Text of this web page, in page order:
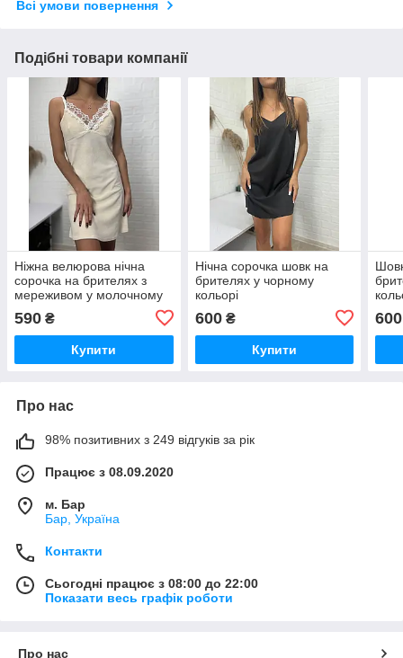
Всі умови повернення
Подібні товари компанії
Ніжна велюрова нічна
сорочка на брителях з
мереживом у молочному
590 ₴
Купити
Нічна сорочка шовк на
брителях у чорному
кольорі
600₴
Купити
600
Про нас
98% позитивних з 249 відгуків за рік
Працює з 08.09.2020
м. Бар
Бар, Україна
Контакти
Сьогодні працює з 08:00 до 22:00
Показати весь графік роботи
Про нас